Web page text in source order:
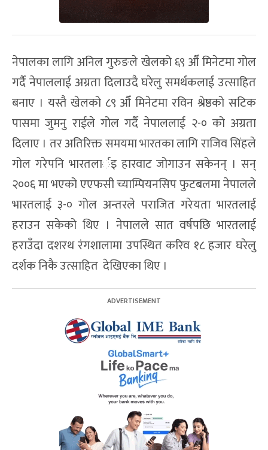
नेपालका लागि अनिल गुरुङले खेलको ६९ औँ मिनेटमा गोल
गर्दै नेपाललाई अग्रता दिलाउदै घरेलु समर्थकलाई उत्साहित
बनाए । यस्तै खेलको ८९ औँ मिनेटमा रविन श्रेष्ठको सटिक
पासमा जुमनु राईले गोल गर्दै नेपाललाई २-० को अग्रता
दिलाए । तर अतिरिक्त समयमा भारतका लागि राजिव सिंहले
गोल गरेपनि भारतलार्इ हारवाट जोगाउन सकेनन् । सन्
२००६ मा भएको एएफसी च्याम्पियनसिप फुटबलमा नेपालले
भारतलाई ३-० गोल अन्तरले पराजित गरेयता भारतलाई
हराउन सकेको थिए । नेपालले सात वर्षपछि भारतलाई
हराउँदा दशरथ रंगशालामा उपस्थित करिव १८ हजार घरेलु
दर्शक निकै उत्साहित देखिएका थिए ।